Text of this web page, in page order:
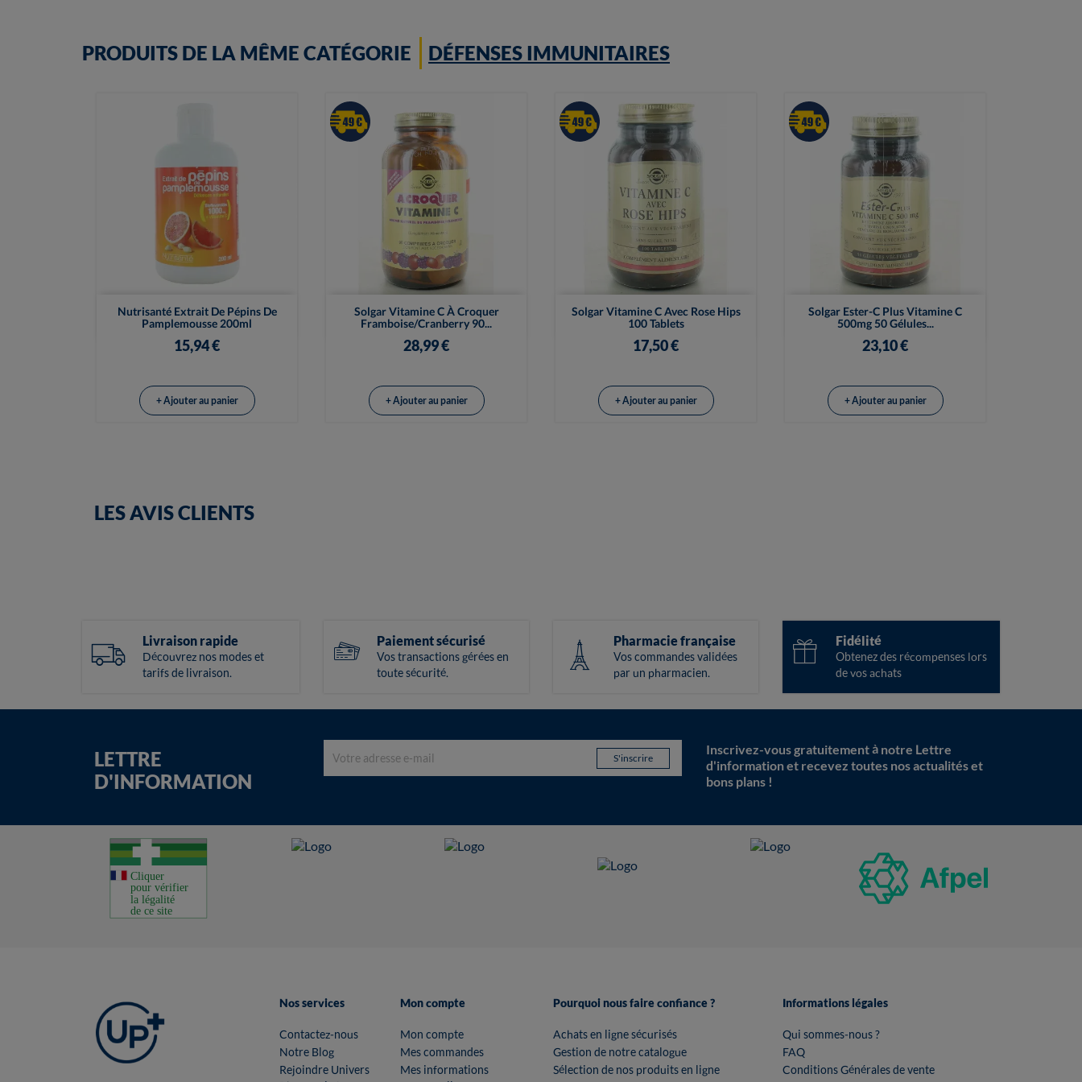
PRODUITS DE LA MÊME CATÉGORIE DÉFENSES IMMUNITAIRES
Nutrisanté Extrait De Pépins De
Pamplemousse 200ml
15,94 €
Vue rapide
+ Ajouter au panier
Solgar Vitamine C À Croquer
Framboise/Cranberry 90...
28,99 €
Vue rapide
+ Ajouter au panier
Solgar Vitamine C Avec Rose Hips
100 Tablets
17,50 €
Vue rapide
+ Ajouter au panier
Solgar Ester-C Plus Vitamine C
500mg 50 Gélules...
23,10 €
Vue rapide
+ Ajouter au panier
LES AVIS CLIENTS
Livraison rapide
Découvrez nos modes et
tarifs de livraison.
Paiement sécurisé
Vos transactions gérées en
toute sécurité.
Pharmacie française
Vos commandes validées
par un pharmacien.
Fidélité
Obtenez des récompenses lors
de vos achats
LETTRE
D'INFORMATION
Inscrivez-vous gratuitement à notre Lettre
d'information et recevez toutes nos actualités et
bons plans !
Nos services
Contactez-nous
Notre Blog
Rejoindre Univers
Mon compte
Mon compte
Mes commandes
Mes informations
Pourquoi nous faire confiance ?
Achats en ligne sécurisés
Gestion de notre catalogue
Sélection de nos produits en ligne
Informations légales
Qui sommes-nous ?
FAQ
Conditions Générales de vente